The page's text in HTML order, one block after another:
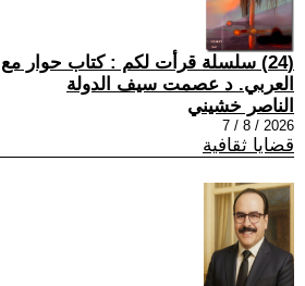
(24) سلسلة قرأت لكم : كتاب حوار
العربي. د عصمت سيف الدولة
الناصر خشيني
2026 / 8 / 7
قضايا ثقافية